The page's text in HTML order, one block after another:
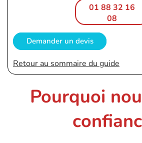
01 88 32 16
08
Demander un devis
Retour au sommaire du guide
Pourquoi